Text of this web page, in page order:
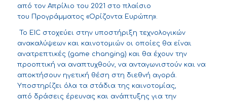
από τον Απρίλιο του 2021 στο πλαίσιο
του Προγράμματος «Ορίζοντα Ευρώπη».
To EICστοχεύει στην υποστήριξη τεχνολογικών
ανακαλύψεων και καινοτομιών οι οποίες θα είναι
ανατρεπτικές (game changing) και θα έχουν την
προοπτική νααναπτυχθούν, να ανταγωνιστούν και να
αποκτήσουν ηγετική θέση στη διεθνή αγορά.
Υποστηρίζει όλα τα στάδια της καινοτομίας,
από δράσεις έρευνας και ανάπτυξης για την